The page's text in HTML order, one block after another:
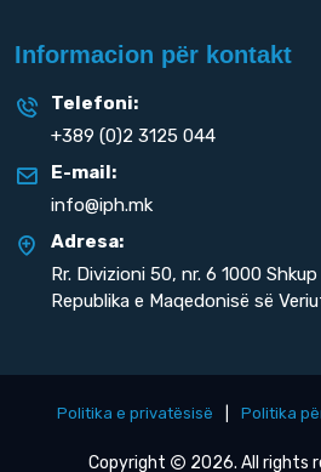
Informacion për kontakt
Telefoni:
+389 (0)2 3125 044
E-mail:
info@iph.mk
Adresa:
Rr. Divizioni 50, nr. 6 1000 Shkup
Republika e Maqedonisë së
Politika e privatësisë Politika
Copyright 2026. All rights